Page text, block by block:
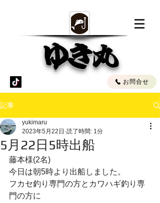
ゆき丸
お問合せ
記事
5月22日5時出船
yukimaru
2023年5月22日 読了時間: 1分
藤本様(2名)
今日は朝5時より出船しました。
フカセ釣り専門の方とカワハギ釣り専
門の方に